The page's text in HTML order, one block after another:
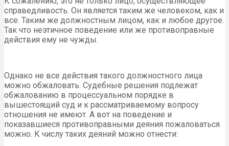
справедливость. Он является таким же человеком, как и
все. Таким же должностным лицом, как и любое другое.
Так что неэтичное поведение или же противоправные
действия ему не чужды.
Однако не все действия такого должностного лица
можно обжаловать. Судебные решения подлежат
обжалованию в процессуальном порядке в
вышестоящий суд и к рассматриваемому вопросу
отношения не имеют. А вот на поведение и
показавшиеся противоправными деяния пожаловаться
можно. К числу таких деяний можно отнести: